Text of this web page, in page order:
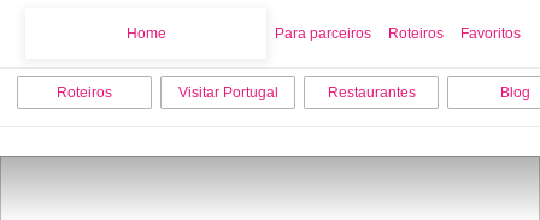
Home Para parceiros Roteiros Favoritos
Roteiros Visitar Portugal Restaurantes Blog